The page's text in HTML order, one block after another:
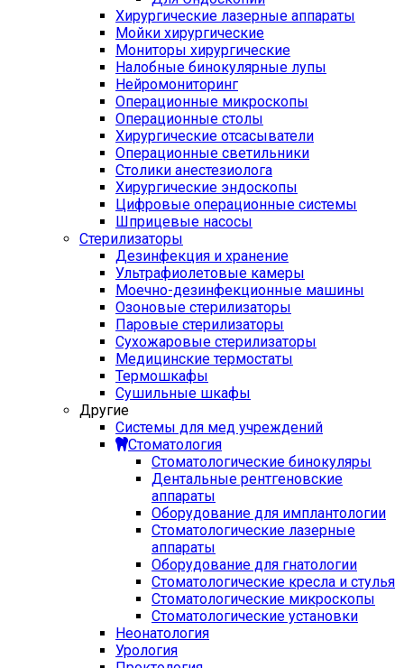
Хирургические лазерные аппараты
Мойки хирургические
Мониторы хирургические
Налобные бинокулярные лупы
Нейромониторинг
Операционные микроскопы
Операционные столы
Хирургические отсасыватели
Операционные светильники
Столики анестезиолога
Хирургические эндоскопы
Цифровые операционные системы
Шприцевые насосы
Стерилизаторы
Дезинфекция и хранение
Ультрафиолетовые камеры
Моечно-дезинфекционные машины
Озоновые стерилизаторы
Паровые стерилизаторы
Сухожаровые стерилизаторы
Медицинские термостаты
Термошкафы
Сушильные шкафы
Другие
Системы для мед учреждений
Стоматология
Стоматологические бинокуляры
Дентальные рентгеновские
аппараты
Оборудование для имплантологии
Стоматологические лазерные
аппараты
Оборудование для гнатологии
Стоматологические кресла и стулья
Стоматологические микроскопы
Стоматологические установки
Неонатология
Урология